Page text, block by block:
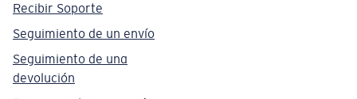
Recibir Soporte
Seguimiento de un envío
Seguimiento de una
devolución